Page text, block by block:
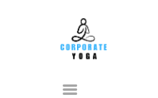
Home
About Us